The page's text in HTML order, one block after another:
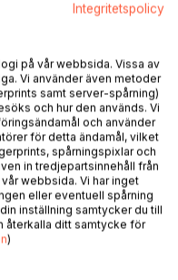
within them,
and attentively.
then we can
mistakes,
solutions we find. No
history people have
And all the solutions
following the same
Ekanayake shares 30
real-life stories and
explanations. So, no
Integritetspolicy
på vår webbsida. Vissa av
Vi använder även metoder
samt server-spårning)
och hur den används. Vi
och använder
för detta ändamål, vilket
spårningspixlar och
in tredjepartsinnehåll från
webbsida. Vi har inget
eller eventuell spårning
inställning samtycker du till
återkalla ditt samtycke för
)